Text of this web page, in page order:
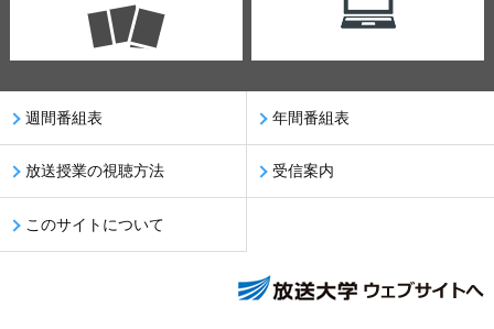
週間番組表 年間番組表
放送授業の視聴方法 受信案内
このサイトについて